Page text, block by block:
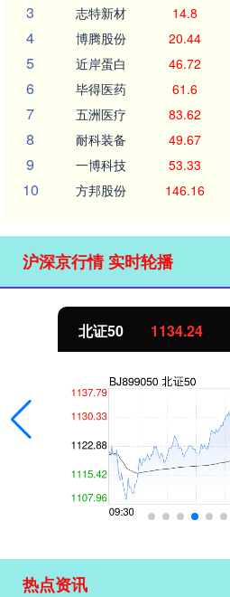
3 志特新材 14.8
4 博腾股份 20.44
5 近岸蛋白 46.72
6 毕得医药 61.6
7 五洲医疗 83.62
8 耐科装备 49.67
9 一博科技 53.33
10 方邦股份 146.16
沪深京行情 实时轮播
北证50 1134.24
热点资讯